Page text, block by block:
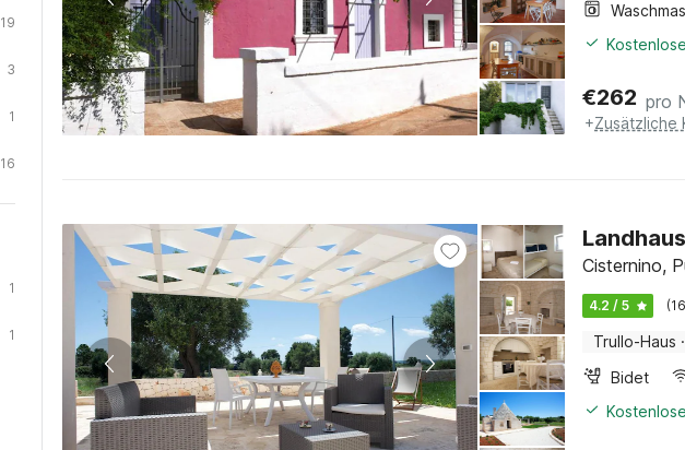
19
3
1
16
1
1
€262 pro
+Zusätzliche
Cisternino,
4.2 / 5
Trullo-Haus ·
Bidet